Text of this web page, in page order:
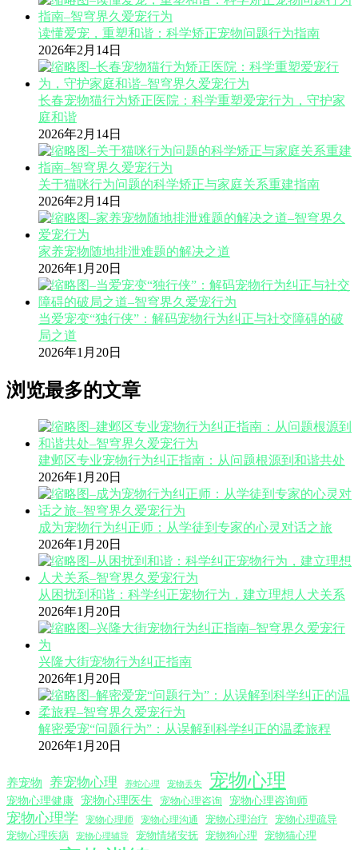
读懂爱宠，重塑和谐：科学矫正宠物问题行为指南
2026年2月14日
长春宠物猫行为矫正医院：科学重塑爱宠行为，守护家
庭和谐
2026年2月14日
关于猫咪行为问题的科学矫正与家庭关系重建指南
2026年2月14日
家养宠物随地排泄难题的解决之道
2026年1月20日
当爱宠变“独行侠”：解码宠物行为纠正与社交障碍的破
局之道
2026年1月20日
浏览最多的文章
建邺区专业宠物行为纠正指南：从问题根源到和谐共处
2026年1月20日
成为宠物行为纠正师：从学徒到专家的心灵对话之旅
2026年1月20日
从困扰到和谐：科学纠正宠物行为，建立理想人犬关系
2026年1月20日
兴隆大街宠物行为纠正指南
2026年1月20日
解密爱宠“问题行为”：从误解到科学纠正的温柔旅程
2026年1月20日
养宠物 养宠物心理 养蛇心理 宠物丢失 宠物心理
宠物心理健康 宠物心理医生 宠物心理咨询 宠物心理咨询师
宠物心理学 宠物心理师 宠物心理沟通 宠物心理治疗
宠物心理疏导
宠物心理疾病
宠物心理辅导 宠物情绪安抚 宠物狗心理 宠物猫心理